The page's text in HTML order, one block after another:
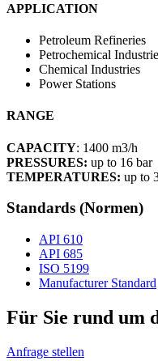
APPLICATION
Petroleum Refineries
Petrochemical
Chemical Industries
Power Stations
RANGE
CAPACITY: 1400 m3/h
PRESSURES: up to 16 bar
TEMPERATURES: up to
Standards (Normen)
API 610
API 685
ISO 5199
Manufacturer Standard
Für Sie rund um
Anfrage stellen